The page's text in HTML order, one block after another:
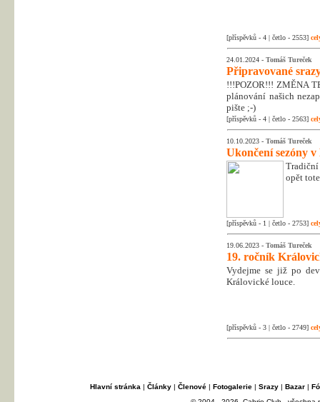
[příspěvků - 4 | četlo - 2553]
24.01.2024 - Tomáš Tureček
Připravované
!!!POZOR!!! ZMĚNA
plánování našich
pište ;-)
[příspěvků - 4 | četlo - 2563]
10.10.2023 - Tomáš Tureček
Ukončení sezóny v
opět
[příspěvků - 1 | četlo - 2753]
19.06.2023 - Tomáš Tureček
19. ročník
Vydejme se již po
Královické louce.
[příspěvků - 3 | četlo - 2749]
Hlavní stránka | Články| Členové| Fotogalerie| Srazy| Bazar|